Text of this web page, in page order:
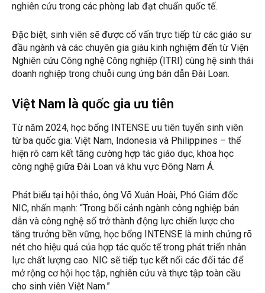
nghiên cứu trong các phòng lab đạt chuẩn quốc tế.
Đặc biệt, sinh viên sẽ được cố vấn trực tiếp từ các giáo sư
đầu ngành và các chuyên gia giàu kinh nghiệm đến từ Viện
Nghiên cứu Công nghệ Công nghiệp (ITRI) cùng hệ sinh thái
doanh nghiệp trong chuỗi cung ứng bán dẫn Đài Loan.
Việt Nam là quốc gia ưu tiên
Từ năm 2024, học bổng INTENSE ưu tiên tuyển sinh viên
từ ba quốc gia: Việt Nam, Indonesia và Philippines – thể
hiện rõ cam kết tăng cường hợp tác giáo dục, khoa học
công nghệ giữa Đài Loan và khu vực Đông Nam Á.
Phát biểu tại hội thảo, ông Võ Xuân Hoài, Phó Giám đốc
NIC, nhấn mạnh: “Trong bối cảnh ngành công nghiệp bán
dẫn và công nghệ số trở thành động lực chiến lược cho
tăng trưởng bền vững, học bổng INTENSE là minh chứng rõ
nét cho hiệu quả của hợp tác quốc tế trong phát triển nhân
lực chất lượng cao. NIC sẽ tiếp tục kết nối các đối tác để
mở rộng cơ hội học tập, nghiên cứu và thực tập toàn cầu
cho sinh viên Việt Nam.”